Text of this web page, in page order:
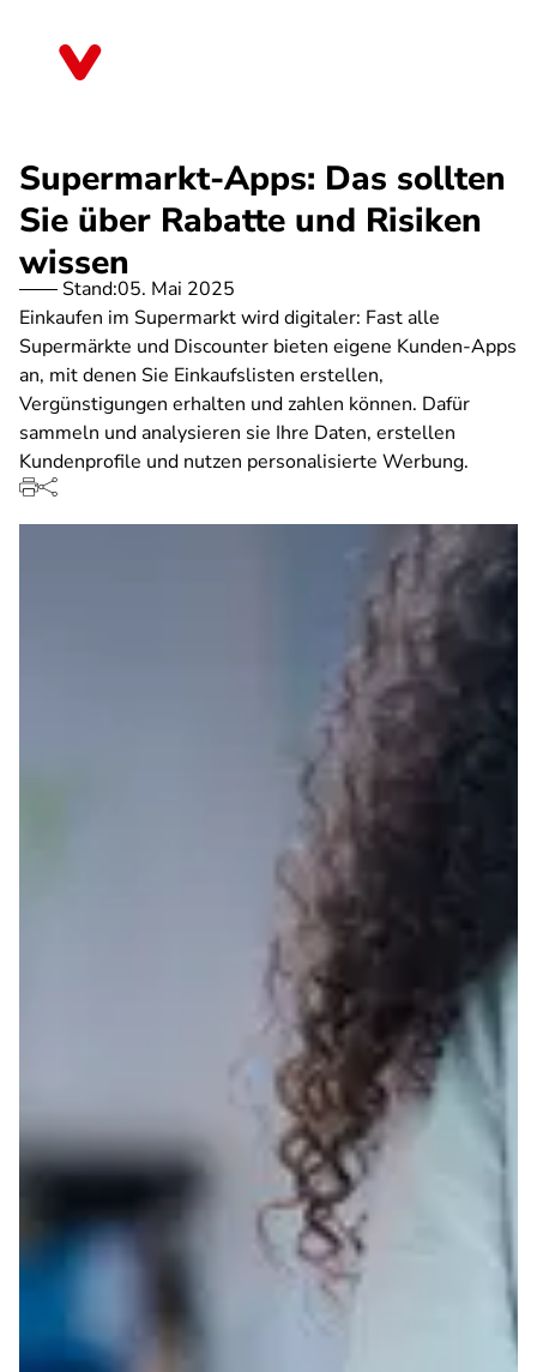
Supermarkt-Apps: Das sollten
Sie über Rabatte und Risiken
wissen
Stand:05. Mai 2025
Einkaufen im Supermarkt wird digitaler: Fast alle
Supermärkte und Discounter bieten eigene Kunden-Apps
an, mit denen Sie Einkaufslisten erstellen,
Vergünstigungen erhalten und zahlen können. Dafür
sammeln und analysieren sie Ihre Daten, erstellen
Kundenprofile und nutzen personalisierte Werbung.